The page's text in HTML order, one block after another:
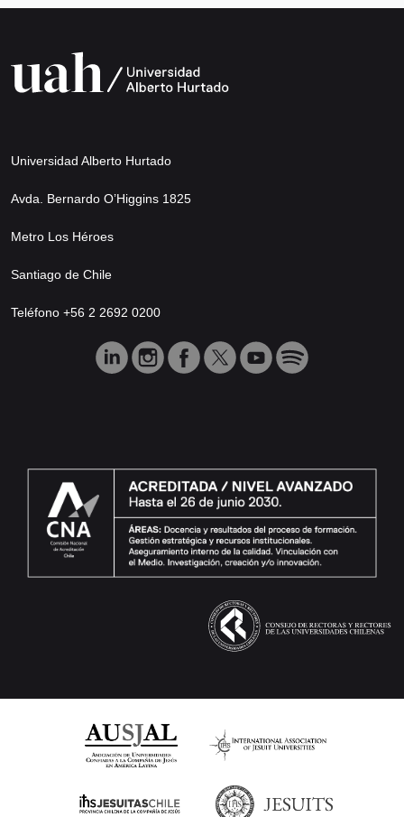
Universidad Alberto Hurtado
Avda. Bernardo O’Higgins 1825
Metro Los Héroes
Santiago de Chile
Teléfono +56 2 2692 0200